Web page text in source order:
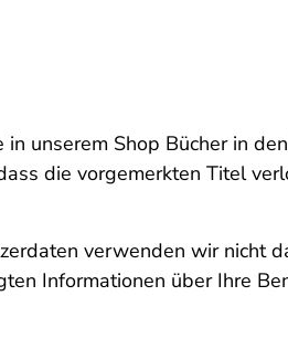
unserem Shop Bücher in
die vorgemerkten Titel
verwenden wir nicht
Informationen über Ihre